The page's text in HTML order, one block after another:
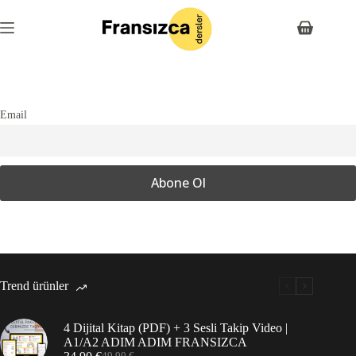
to
content
Shopping
Email
Trend ürünler
4 Dijital Kitap (PDF) + 3 Sesli Takip Video |
A1/A2 ADIM ADIM FRANSIZCA